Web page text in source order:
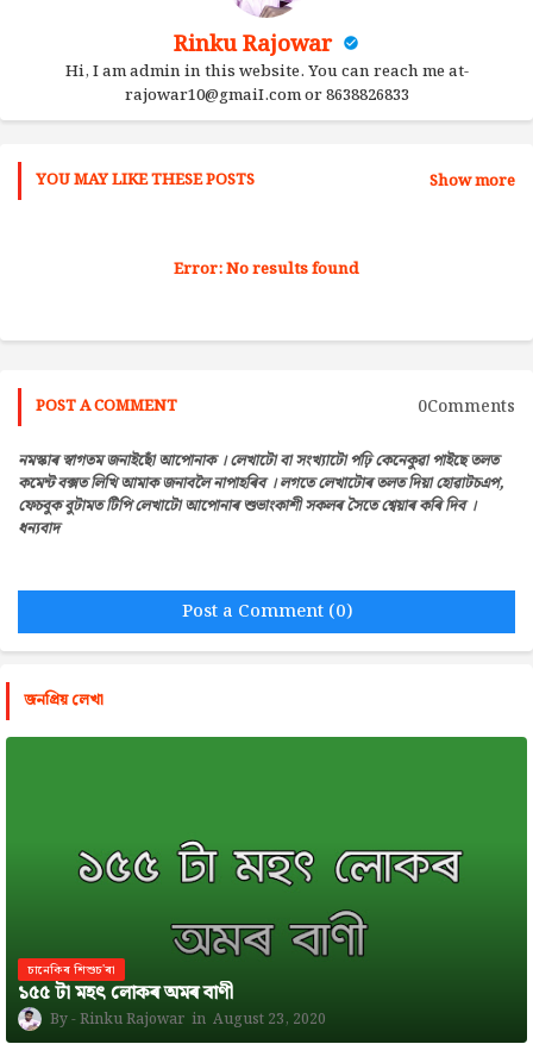
Rinku Rajowar
Hi, I am admin in this website. You can reach me at-
rajowar10@gmaiI.com or 8638826833
YOU MAY LIKE THESE POSTS Show more
Error:No results found
POST A COMMENT 0Comments
নমস্কাৰ স্বাগতম জনাইছোঁ আপোনাক । লেখাটো বা সংখ্যাটো পঢ়ি কেনেকুৱা পাইছে তলত
কমেন্ট বক্সত লিখি আমাক জনাবলৈ নাপাহৰিব । লগতে লেখাটোৰ তলত দিয়া হোৱাটচএপ,
ফেচবুক বুটামত টিপি লেখাটো আপোনাৰ শুভাংকাশী সকলৰ সৈতে শ্বেয়াৰ কৰি দিব ।
ধন্যবাদ
Post a Comment (0)
জনপ্রিয় লেখা
চানেকিৰ শিশুচ'ৰা
১৫৫ টা মহৎ লোকৰ অমৰ বাণী
Rinku Rajowar August 23, 2020